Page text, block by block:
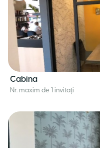
Cabina
Nr. maxim de 1 invitați